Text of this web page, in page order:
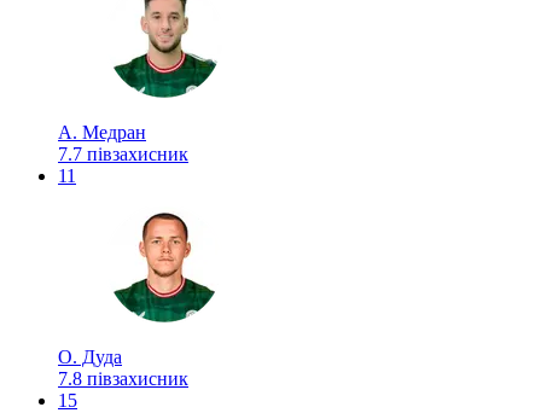
А. Медран
7.7 півзахисник
11
О. Дуда
7.8 півзахисник
15